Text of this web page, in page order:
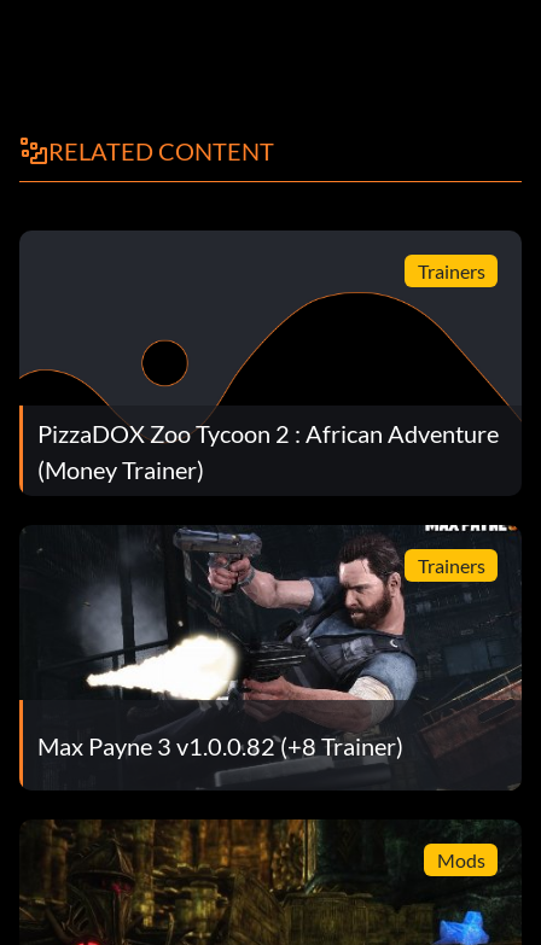
RELATED CONTENT
Trainers
PizzaDOX Zoo Tycoon 2 : African Adventure
(Money Trainer)
Trainers
Max Payne 3 v1.0.0.82 (+8 Trainer)
Mods